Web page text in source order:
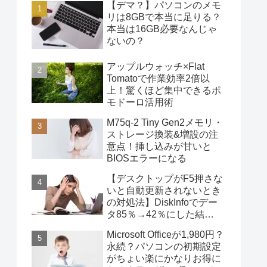
【デマ？】パソコンのメモ
リは8GBで本当に足りる？
本当は16GB必要なんじゃ
ないの？
アップルウォッチ×Flat
Tomatoで作業効率2倍以
上！驚くほど集中できるポ
モドーロ活用術
M75q-2 Tiny Gen2メモリ・
ストレージ換装&増設の注
意点！挿し込みが甘いと
BIOSエラーになる
【デスクトップがF5押さな
いと自動更新されないとき
の対処法】DiskInfoでデー
タ85％→42％にした結
Microsoft Officeが1,980円？
永続？パソコンの初期設定
がちょい楽にかなりお得に